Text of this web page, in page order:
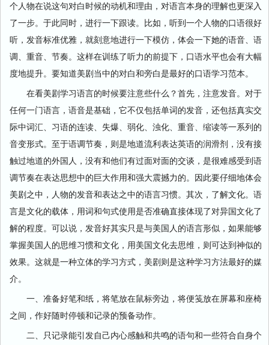
个人物在说这句对白时候的动机和理由，对语言本身的理解也更深入
了一步。于此同时，进行一下跟读。比如，听到一个人物的口语很好
听，发音标准优雅，就刻意地进行一下模仿，体会一下她的语音、语
调、重音、节奏。这样在训练了听力的前提下，口语水平也会有大幅
度地提升。要知道美剧当中的对白和旁白是最好的口语学习范本。
在看美剧学习语言的时候要注意些什么？首先，注意发音。对于
任何一门语言，语音是基础，它不仅包括单词的发音，还包括真实交
际中词汇、习语的连读、失爆、弱化、浊化、重音、缩读等一系列的
音变形式。至于语调节奏，则是地道流利表达英语的润滑剂，没有接
触过地道的外国人，没有和他们有过面对面的交谈，是很难感受到语
调节奏在表达思想中的巨大作用和强大震撼力的。因此要仔细地体会
美剧之中，人物的发音和表达之中的语言习惯。其次，了解文化。语
言是文化的载体，用词和句式使用是否准确直接体现了对异国文化了
解的程度。可以说，发音好其实只是与美国人的语言形似，如果能够
掌握美国人的思维习惯和文化，用美国文化去思维，则可达到神似的
效果。这就是一种立体的学习方式，美剧则是这种学习方法最好的媒
介。
一、准备好笔和纸，将笔放在鼠标旁边，将便笺放在屏幕和座椅
之间，作好随时停顿和记录的预备动作。
二、只记录能引发自己内心感触和共鸣的语句和一些符合自身个